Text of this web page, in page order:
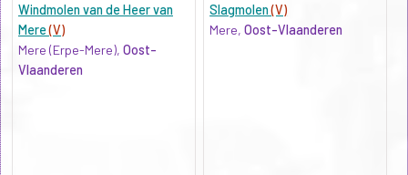
Windmolen van de Heer van
Mere(V)
Mere (Erpe-Mere), Oost-
Vlaanderen
Slagmolen(V)
Mere,Oost-Vlaanderen